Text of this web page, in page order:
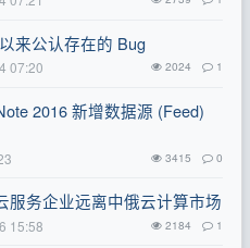
来公认存在的 Bug
07:20 2024 1
2016 新增数据源 (Feed)
3415 0
服务企业远离中俄云计算市场
15:58 2184 1